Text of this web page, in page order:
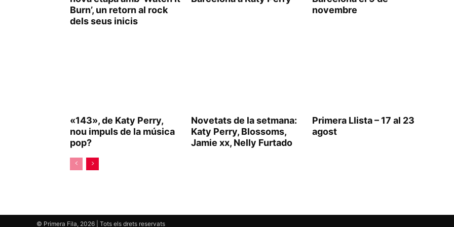
Burn’, un retorn al rock
dels seus inicis
novembre
«143», de Katy Perry,
nou impuls de la música
pop?
Novetats de la setmana:
Katy Perry, Blossoms,
Jamie xx, Nelly Furtado
Primera Llista – 17 al 23
agost
© Primera Fila, 2026 | Tots els drets reservats